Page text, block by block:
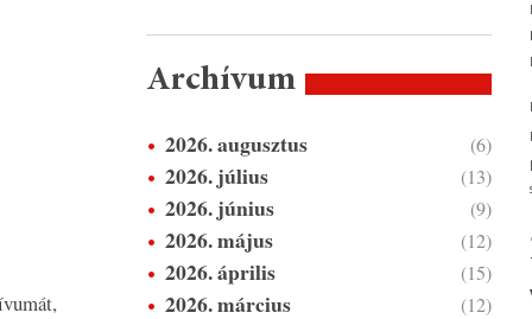
Archívum
2026. augusztus (6)
2026. július (13)
2026. június (9)
2026. május (12)
2026. április (15)
2026. március (12)